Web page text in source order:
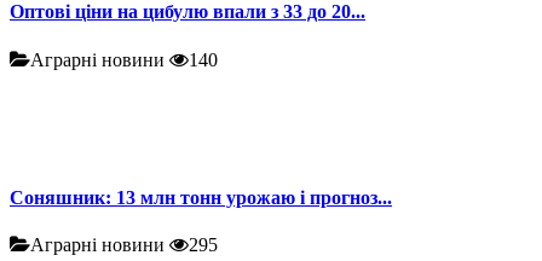
Оптові ціни на цибулю впали з 33 до 20...
Аграрні новини 140
Соняшник: 13 млн тонн урожаю і прогноз...
Аграрні новини 295